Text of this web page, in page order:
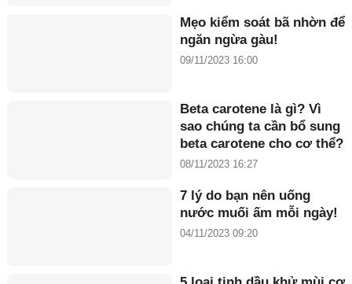
Mẹo kiểm soát bã nhờn để
ngăn ngừa gàu!
09/11/2023 16:00
Beta carotene là gì? Vì
sao chúng ta cần bổ sung
beta carotene cho cơ thể?
08/11/2023 16:27
7 lý do bạn nên uống
nước muối ấm mỗi ngày!
04/11/2023 09:20